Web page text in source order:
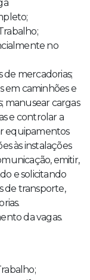
no
de mercadorias;
em caminhões e
manusear cargas
e controlar a
equipamentos
às instalações
emitir,
e solicitando
de transporte,
da vagas.